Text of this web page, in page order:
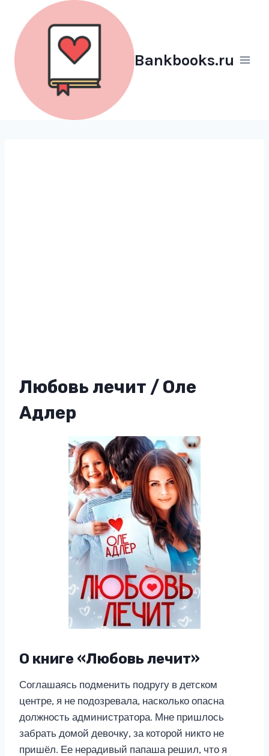
Перейти
содержимому
Bankbooks.ru
Любовь лечит / Оле
Адлер
О книге «Любовь лечит»
Соглашаясь подменить подругу в детском
центре, я не подозревала, насколько опасна
должность администратора. Мне пришлось
забрать домой девочку, за которой никто не
пришёл. Ее нерадивый папаша решил, что я